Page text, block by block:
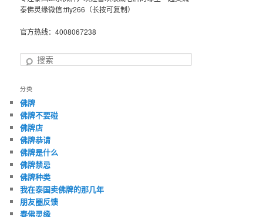
泰佛灵缘微信:tfly266（长按可复制）
官方热线：4008067238
搜
分类
佛牌
佛牌不要碰
佛牌店
佛牌恭请
佛牌是什么
佛牌禁忌
佛牌种类
我在泰国卖佛牌的那几年
朋友圈反馈
泰佛灵缘